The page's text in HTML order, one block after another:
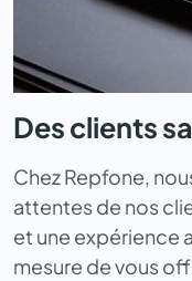
Des clients
Chez Repfone,
attentes de nos
et une expérience
mesure de vous